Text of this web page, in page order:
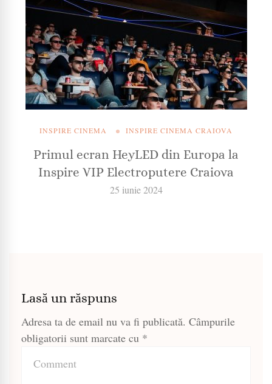
INSPIRE CINEMA INSPIRE CINEMA CRAIOVA
Primul ecran HeyLED din Europa la
Inspire VIP Electroputere Craiova
25 iunie 2024
Lasă un răspuns
Adresa ta de email nu va fi publicată. Câmpurile
obligatorii sunt marcate cu *